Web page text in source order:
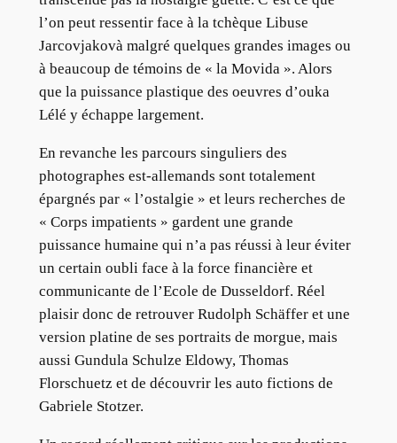
l’on peut ressentir face à la tchèque Libuse
Jarcovjakovà malgré quelques grandes images ou
à beaucoup de témoins de « la Movida ». Alors
que la puissance plastique des oeuvres d’ouka
Lélé y échappe largement.
En revanche les parcours singuliers des
photographes est-allemands sont totalement
épargnés par « l’ostalgie » et leurs recherches de
« Corps impatients » gardent une grande
puissance humaine qui n’a pas réussi à leur éviter
un certain oubli face à la force financière et
communicante de l’Ecole de Dusseldorf. Réel
plaisir donc de retrouver Rudolph Schäffer et une
version platine de ses portraits de morgue, mais
aussi Gundula Schulze Eldowy, Thomas
Florschuetz et de découvrir les auto fictions de
Gabriele Stotzer.